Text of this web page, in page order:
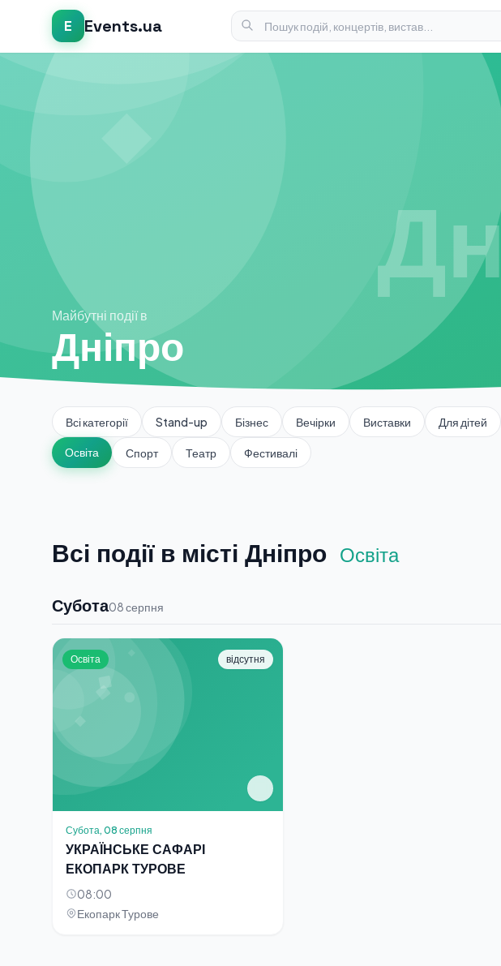
E Events.ua
Майбутні події в
Дніпро
Всі категорії Stand-up Бізнес Вечірки Виставки Для дітей
Освіта Спорт Театр Фестивалі
Всі події в місті Дніпро Освіта
Субота08 серпня
Освіта відсутня
Субота, 08 серпня
УКРАЇНСЬКЕ САФАРІ
ЕКОПАРК ТУРОВЕ
08:00
Екопарк Турове